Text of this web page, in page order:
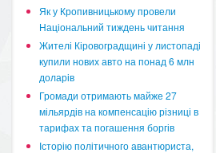
​Як у Кропивницькому провели
Національний тиждень читання
​Жителі Кіровоградщині у листопаді
купили нових авто на понад 6 млн
доларів
​Громади отримають майже 27
мільярдів на компенсацію різниці в
тарифах та погашення боргів
Історію політичного авантюриста,